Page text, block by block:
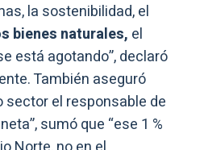
la sostenibilidad, el
bienes naturales, el
está agotando”, declaró
También aseguró
sector el responsable de
sumó que “ese 1 %